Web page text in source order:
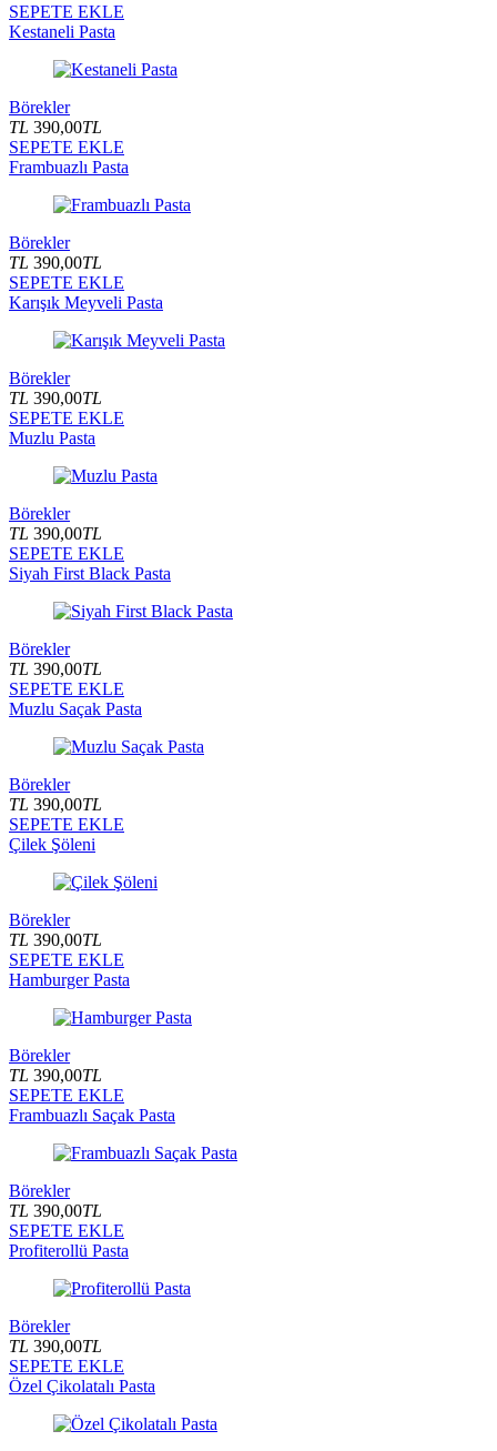
SEPETE EKLE
Kestaneli Pasta
Börekler
TL 390,00TL
SEPETE EKLE
Frambuazlı Pasta
Börekler
TL 390,00TL
SEPETE EKLE
Karışık Meyveli Pasta
Börekler
TL 390,00TL
SEPETE EKLE
Muzlu Pasta
Börekler
TL 390,00TL
SEPETE EKLE
Siyah First Black Pasta
Börekler
TL 390,00TL
SEPETE EKLE
Muzlu Saçak Pasta
Börekler
TL 390,00TL
SEPETE EKLE
Çilek Şöleni
Börekler
TL 390,00TL
SEPETE EKLE
Hamburger Pasta
Börekler
TL 390,00TL
SEPETE EKLE
Frambuazlı Saçak Pasta
Börekler
TL 390,00TL
SEPETE EKLE
Profiterollü Pasta
Börekler
TL 390,00TL
SEPETE EKLE
Özel Çikolatalı Pasta